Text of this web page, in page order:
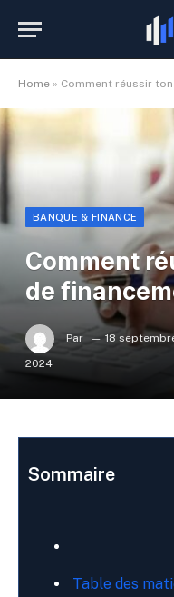
Home » Comment réussir
BANQUE & FINANCE
Comment
de
Par 18
2024
Sommaire
Table des